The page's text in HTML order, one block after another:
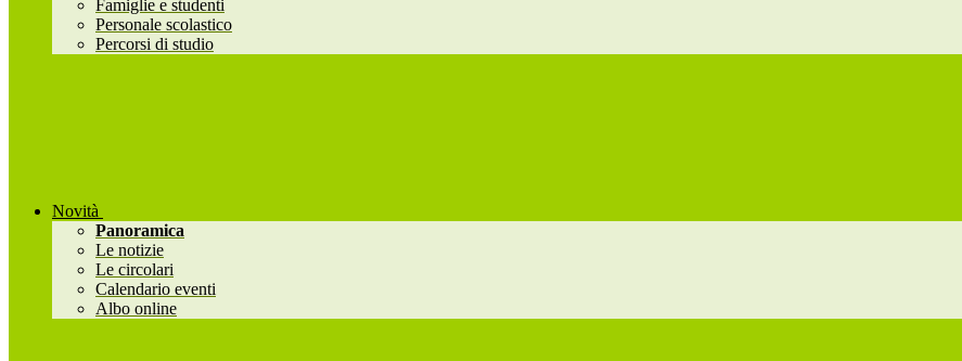
Famiglie e studenti
Personale scolastico
Percorsi di studio
Novità
Panoramica
Le notizie
Le circolari
Calendario eventi
Albo online